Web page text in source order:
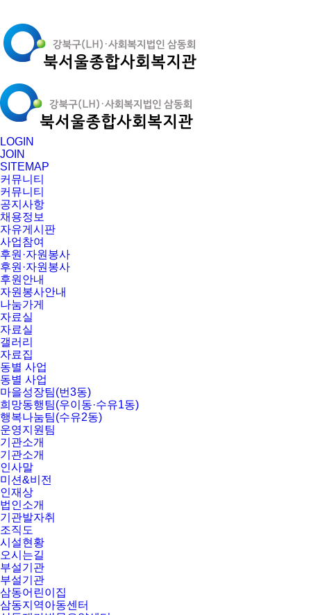
LOGIN
JOIN
SITEMAP
커뮤니티
커뮤니티
공지사항
채용정보
자유게시판
사업참여
후원·자원봉사
후원·자원봉사
후원안내
자원봉사안내
나눔가게
자료실
자료실
갤러리
자료집
동별 사업
동별 사업
마을성장팀(번3동)
희망동행팀(우이동·수유1동)
행복나눔팀(수유2동)
운영지원팀
기관소개
기관소개
인사말
미션&비전
인재상
법인소개
기관발자취
조직도
시설현황
오시는길
부설기관
부설기관
삼동어린이집
삼동지역아동센터